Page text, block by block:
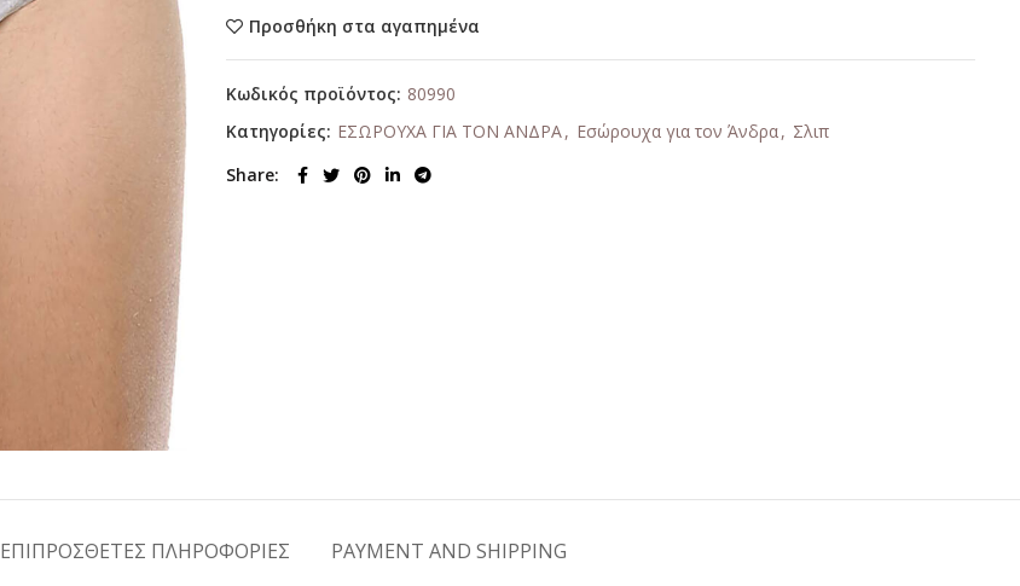
Προσθήκη στα αγαπημένα
Κωδικός προϊόντος: 80990
Κατηγορίες: ΕΣΩΡΟΥΧΑ ΓΙΑ ΤΟΝ ΑΝΔΡΑ, Εσώρουχα για τον Άνδρα, Σλιπ
Share
ΕΠΙΠΡΌΣΘΕΤΕΣ ΠΛΗΡΟΦΟΡΊΕΣ PAYMENT AND SHIPPING